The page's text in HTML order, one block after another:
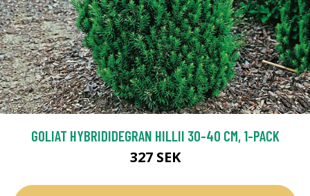
GOLIAT HYBRIDIDEGRAN HILLII 30-40 CM, 1-PACK
327 SEK